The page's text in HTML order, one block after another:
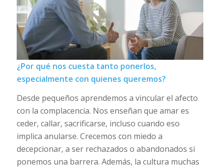
¿Por qué nos cuesta tanto ponerlos,
especialmente con quienes queremos?
Desde pequeños aprendemos a vincular el afecto
con la complacencia. Nos enseñan que amar es
ceder, callar, sacrificarse, incluso cuando eso
implica anularse. Crecemos con miedo a
decepcionar, a ser rechazados o abandonados si
ponemos una barrera. Además, la cultura muchas